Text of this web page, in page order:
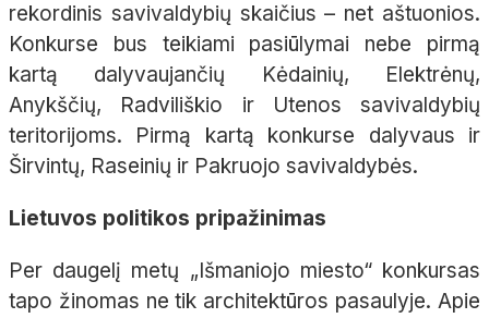
rekordinis savivaldybių skaičius – net aštuonios.
Konkurse bus teikiami pasiūlymai nebe pirmą
kartą dalyvaujančių Kėdainių, Elektrėnų,
Anykščių, Radviliškio ir Utenos savivaldybių
teritorijoms. Pirmą kartą konkurse dalyvaus ir
Širvintų, Raseinių ir Pakruojo savivaldybės.
Lietuvos politikos pripažinimas
Per daugelį metų „Išmaniojo miesto“ konkursas
tapo žinomas ne tik architektūros pasaulyje. Apie